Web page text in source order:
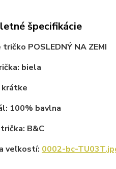
špecifikácie
tričko POSLEDNÝ NA ZEMI
biela
krátke
100% bavlna
B&C
veľkostí: 0002-bc-